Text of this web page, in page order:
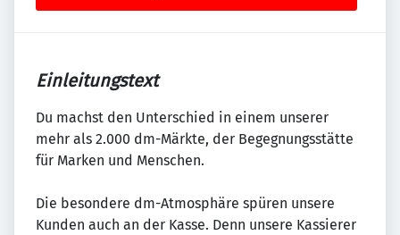
Einleitungstext
Du machst den Unterschied in einem unserer
mehr als 2.000 dm-Märkte, der Begegnungsstätte
für Marken und Menschen.
Die besondere dm-Atmosphäre spüren unsere
Kunden auch an der Kasse. Denn unsere Kassierer